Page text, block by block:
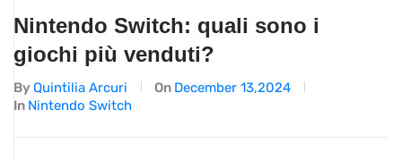
Nintendo Switch: quali sono i
giochi più venduti?
By Quintilia Arcuri On December 13,2024
In Nintendo Switch